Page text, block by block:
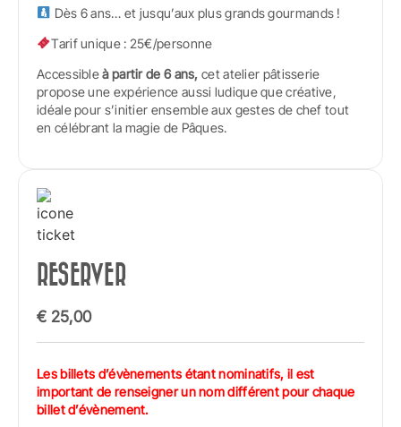
Dès 6 ans… et jusqu’aux plus grands gourmands !
Tarif unique : 25€/personne
Accessibleà partir de 6 ans, cet atelier pâtisserie
propose une expérience aussi ludique que créative,
idéale pour s’initier ensemble aux gestes de chef tout
en célébrant la magie de Pâques.
RESERVER
€ 25,00
Les billets d’évènements étant nominatifs, il est
important de renseigner un nom différent pour chaque
billet d’évènement.